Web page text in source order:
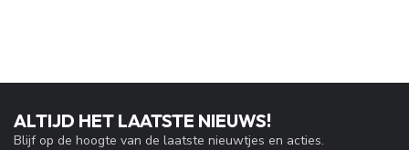
ALTIJD HET LAATSTE NIEUWS!
Blijf op de hoogte van de laatste nieuwtjes en acties.